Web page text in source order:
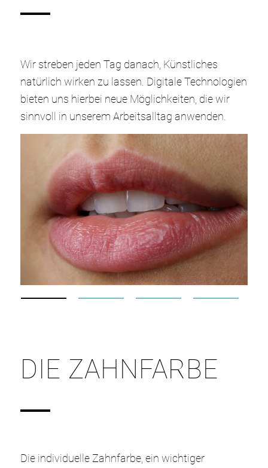
Wir streben jeden Tag danach, Künstliches
natürlich wirken zu lassen. Digitale Technologien
bieten uns hierbei neue Möglichkeiten, die wir
sinnvoll in unserem Arbeitsalltag anwenden.
DIE ZAHNFARBE
Die individuelle Zahnfarbe, ein wichtiger